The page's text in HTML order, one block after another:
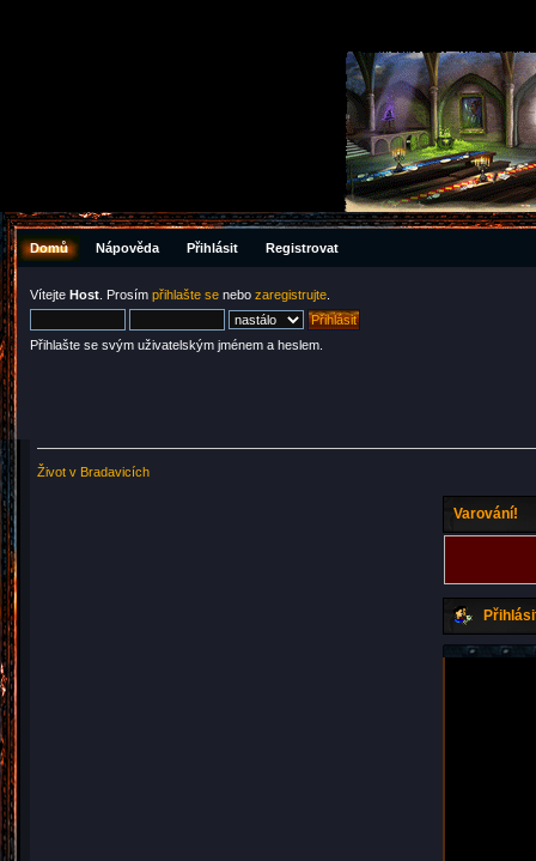
Domů Nápověda Přihlásit Registrovat
Vítejte Host . Prosím přihlašte se nebo zaregistrujte
Přihlašte se svým uživatelským jménem a heslem.
Život v Bradavicích
Varování!